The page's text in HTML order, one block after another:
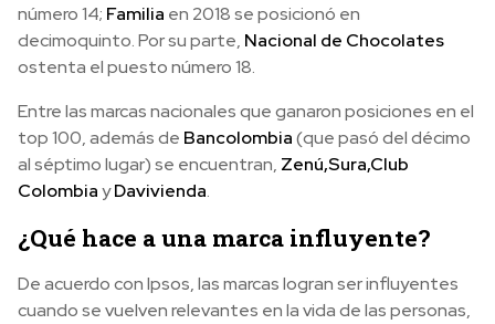
número 14; Familia en 2018 se posicionó en
decimoquinto. Por su parte, Nacional de Chocolates
ostenta el puesto número 18.
Entre las marcas nacionales que ganaron posiciones en el
top 100, además de Bancolombia(que pasó del décimo
al séptimo lugar) se encuentran, Zenú,Sura,Club
ColombiayDavivienda.
¿Qué hace a una marca influyente?
De acuerdo con Ipsos, las marcas logran ser influyentes
cuando se vuelven relevantes en la vida de las personas,